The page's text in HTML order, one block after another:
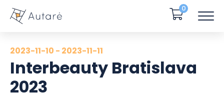
0
2023-11-10 - 2023-11-11
Interbeauty Bratislava
2023